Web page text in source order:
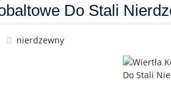
Do Stali
nierdzewny